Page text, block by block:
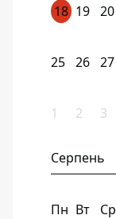
18 19 20
25 26 27
1 2 3
Серпень
Пн Вт Ср